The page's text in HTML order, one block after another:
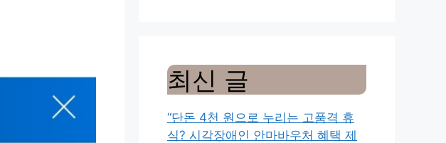
최신 글
“단돈 4천 원으로 누리는 고품격 휴
식? 시각장애인 안마바우처 혜택 제